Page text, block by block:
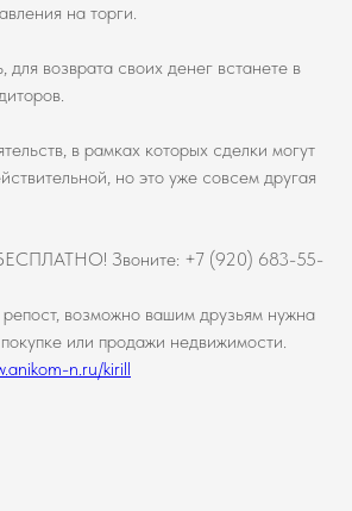
на торги.
для возврата своих денег встанете в
в рамках которых сделки могут
но это уже совсем другая
Звоните: +7 (920) 683-55-
возможно вашим друзьям нужна
или продажи недвижимости.
n.ru/kirill